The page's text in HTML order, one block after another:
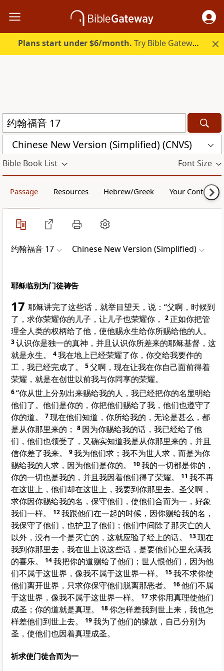
Plans start under $6/month. Try Bible Gateway Plus.
Chinese New Version (Simplified) (CNVS)
Bible Book List Font Size
Passage Resources Hebrew/Greek Your Content
约翰福音 17 Chinese New Version (Simplified)
耶稣临别为门徒祷告
17 耶稣讲完了这些话，就举目望天，说：“父啊，时候到
了，求你荣耀你的儿子，让儿子也荣耀你，
2 正如你把管
理全人类的权柄给了他，使他赐永生给你所赐给他的人。
3认识你是独一的真神，并且认识你所差来的耶稣基督，这
就是永生。
4我在地上已经荣耀了你，你交给我要作的
工，我已经完成了。
5父啊，现在让我在你自己面前得着
荣耀，就是在创世以前我与你同享的荣耀。
6“你从世上分别出来赐给我的人，我已经把你的名显明给
他们了。他们是你的，你把他们赐给了我，他们也遵守了
你的道。
7现在他们知道，你所给我的，无论是甚么，都
是从你那里来的；
8 因为你赐给我的话，我已经给了他
们，他们也领受了，又确实知道我是从你那里来的，并且
信你差了我来。
9我为他们求；我不为世人求，而是为你
赐给我的人求，因为他们是你的。
10我的一切都是你的，
你的一切也是我的，并且我因着他们得了荣耀。
11 我不再
在这世上，他们却在这世上，我要到你那里去。圣父啊，
求你因你赐给我的名，保守他们，使他们合而为一，好象
我们一样。
12我跟他们在一起的时候，因你赐给我的名，
我保守了他们，也护卫了他们；他们中间除了那灭亡的人
以外，没有一个是灭亡的，这就应验了经上的话。
13现在
我到你那里去，我在世上说这些话，是要他们心里充满我
的喜乐。
14我把你的道赐给了他们；世人恨他们，因为他
们不属于这世界，像我不属于这世界一样。
15我不求你使
他们离开世界，只求你保守他们脱离那恶者。
16他们不属
于这世界，像我不属于这世界一样。
17求你用真理使他们
成圣；你的道就是真理。
18你怎样差我到世上来，我也怎
样差他们到世上去。
19我为了他们的缘故，自己分别为
圣，使他们也因着真理成圣。
祈求使门徒合而为一